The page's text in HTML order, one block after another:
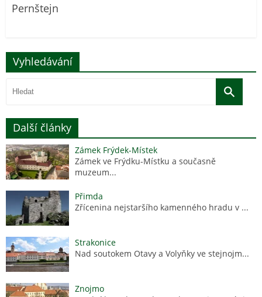
Pernštejn
Vyhledávání
Další články
Zámek Frýdek-Místek
Zámek ve Frýdku-Místku a současně
muzeum...
Přimda
Zřícenina nejstaršího kamenného hradu v ...
Strakonice
Nad soutokem Otavy a Volyňky ve stejnojm...
Znojmo